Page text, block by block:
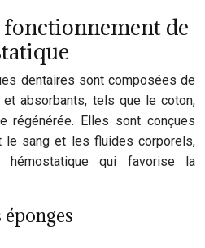
de
dentaires sont composées de
absorbants, tels que le coton,
régénérée. Elles sont conçues
le sang et les fluides corporels,
hémostatique qui favorise la